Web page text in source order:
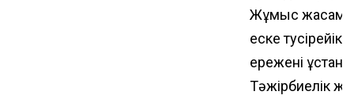
Жұмыс жасамас
еске
ережені
Тәжірбиелік